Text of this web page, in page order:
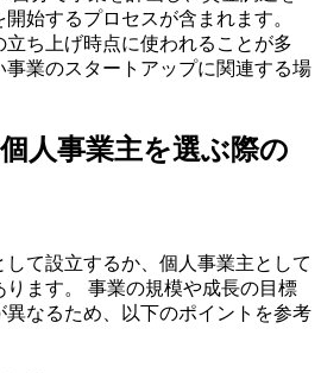
始するプロセスが含まれます。
ち上げ時点に使われることが多
事業のスタートアップに関連する場
人事業主を選ぶ際の
て設立するか、個人事業主として
ます。 事業の規模や成長の目標
なるため、以下のポイントを参考